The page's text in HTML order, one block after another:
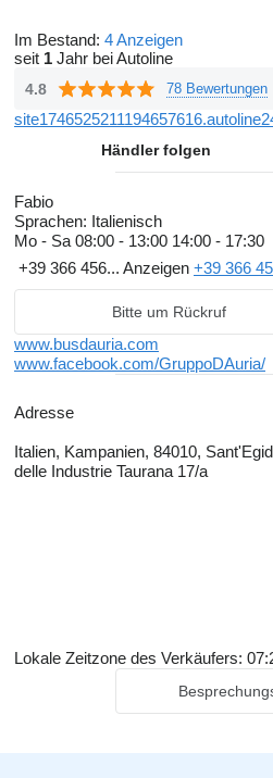
Im Bestand: 4 Anzeigen
seit 1 Jahr bei Autoline
4.8 78 Bewertungen
Händler folgen
Fabio
Sprachen: Italienisch
Mo - Sa 08:00 - 13:00 14:00 - 17:30
+39 366 456... Anzeigen +39 366
Bitte um Rückruf
www.busdauria.com
www.facebook.com/GruppoDAuria/
Adresse
Italien, Kampanien, 84010,
delle Industrie Taurana 17/a
Lokale Zeitzone des Verkäufers: